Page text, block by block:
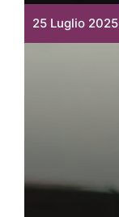
25 Luglio 2025